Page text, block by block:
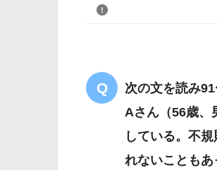
次の文を読み91
Aさん（56歳、
している。不
れないことも